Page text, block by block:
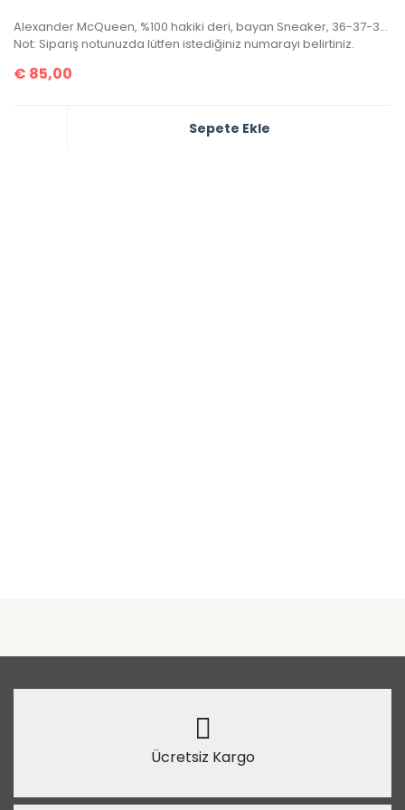
Alexander McQueen, %100 hakiki deri, bayan Sneaker, 36-37-38-39-40 ölçülerinde pembe renk stoklara girmiştir.
Not: Sipariş notunuzda lütfen istediğiniz numarayı belirtiniz.
€ 85,00
Sepete Ekle
Ücretsiz Kargo